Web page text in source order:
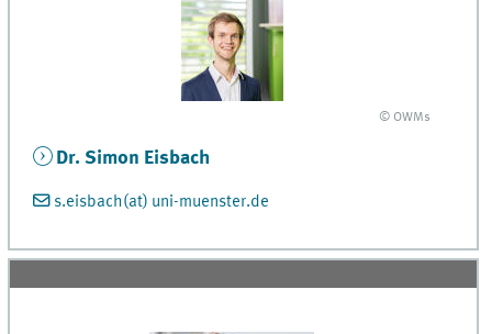
© OWMs
Dr. Simon Eisbach
s.eisbach(at) uni-muenster.de